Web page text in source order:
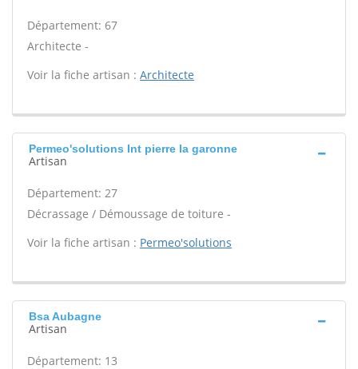
Département: 67
Architecte -
Voir la fiche artisan : Architecte
Permeo'solutions Int pierre la garonne
Artisan
Département: 27
Décrassage / Démoussage de toiture -
Voir la fiche artisan : Permeo'solutions
Bsa Aubagne
Artisan
Département: 13